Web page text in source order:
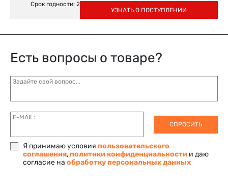
Срок годности: 2 года
УЗНАТЬ О ПОСТУПЛЕНИИ
Есть вопросы о товаре?
Задайте свой вопрос...
E-MAIL:
СПРОСИТЬ
Я принимаю условия пользовательского
соглашения,политики конфиденциальности и даю
согласие на обработку персональных данных